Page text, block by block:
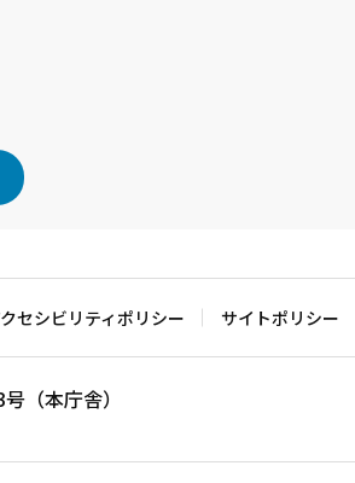
セシビリティポリシー サイトポリシー
（本庁舎）